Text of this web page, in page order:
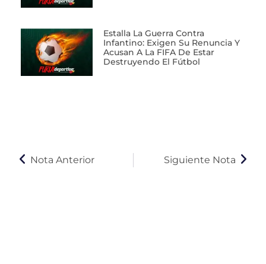
Estalla La Guerra Contra
Infantino: Exigen Su Renuncia Y
Acusan A La FIFA De Estar
Destruyendo El Fútbol
Nota Anterior Siguiente Nota